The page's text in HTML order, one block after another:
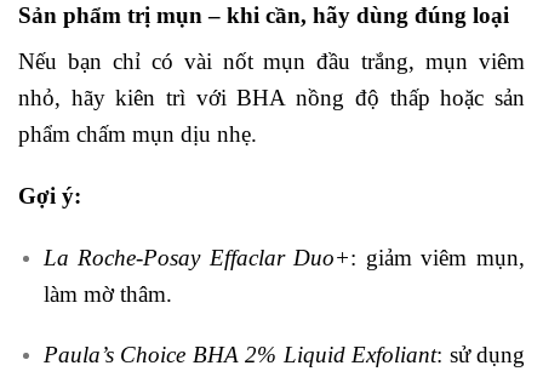
Sản phẩm trị mụn – khi cần, hãy dùng đúng loại
Nếu bạn chỉ có vài nốt mụn đầu trắng, mụn viêm
nhỏ, hãy kiên trì với BHA nồng độ thấp hoặc sản
phẩm chấm mụn dịu nhẹ.
Gợi ý:
La Roche-Posay Effaclar Duo+: giảm viêm mụn,
làm mờ thâm.
Paula’s Choice BHA 2% Liquid Exfoliant: sử dụng